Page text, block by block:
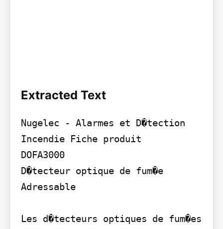
Extracted Text
Nugelec - Alarmes et D�tection
Incendie Fiche produit
DOFA3000
D�tecteur optique de fum�e
Adressable
Les d�tecteurs optiques de fum�es